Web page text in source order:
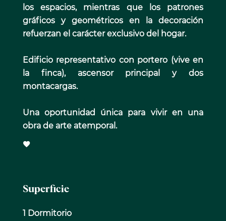
los espacios, mientras que los patrones
gráficos y geométricos en la decoración
refuerzan el carácter exclusivo del hogar.
Edificio representativo con portero (vive en
la finca), ascensor principal y dos
montacargas.
Una oportunidad única para vivir en una
obra de arte atemporal.
Superficie
1 Dormitorio